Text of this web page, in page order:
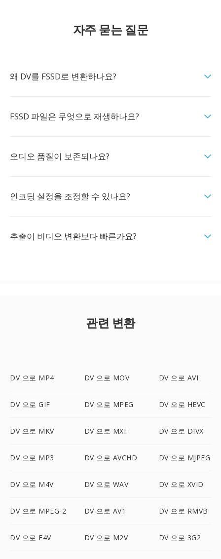
자주 묻는 질문
왜 DV를 FSSD로 변환하나요?
FSSD 파일은 무엇으로 재생하나요?
오디오 품질이 보존되나요?
인코딩 설정을 조정할 수 있나요?
추출이 비디오 변환보다 빠른가요?
관련 변환
DV 으로 MP4 DV 으로 MOV DV 으로 AVI
DV 으로 GIF DV 으로 MPEG DV 으로 HEVC
DV 으로 MKV DV 으로 MXF DV 으로 DIVX
DV 으로 MP3 DV 으로 AVCHD DV 으로 MJPEG
DV 으로 M4V DV 으로 WAV DV 으로 XVID
DV 으로 MPEG-2 DV 으로 AV1 DV 으로 RMVB
DV 으로 F4V DV 으로 M2V DV 으로 3G2